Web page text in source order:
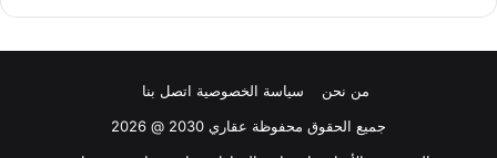
من نحن سياسة الخصوصية اتصل بنا
جميع الحقوق محفوظة عقاري 2030 @ 2026